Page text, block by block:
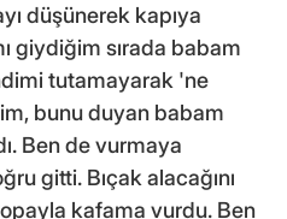
düşünerek kapıya
giydiğim sırada babam
tutamayarak 'ne
bunu duyan babam
Ben de vurmaya
gitti. Bıçak alacağını
kafama vurdu. Ben